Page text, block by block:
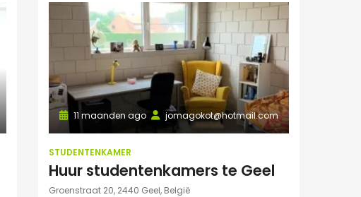
jomagokot@hotmail.com
11 maanden ago
STUDENTENKAMER
Huur studentenkamers te Geel
Groenstraat 20, 2440 Geel, België